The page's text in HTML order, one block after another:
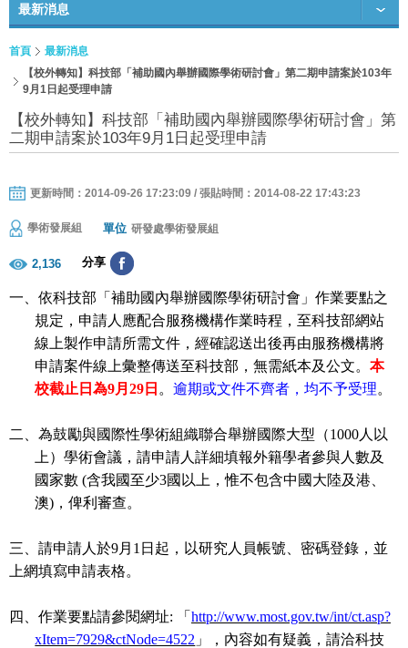
最新消息
首頁
最新消息
【校外轉知】科技部「補助國內舉辦國際學術研討會」第二期申請案於103年
9月1日起受理申請
【校外轉知】科技部「補助國內舉辦國際學術研討會」第
二期申請案於103年9月1日起受理申請
更新時間：2014-09-26 17:23:09 / 張貼時間：2014-08-22 17:43:23
學術發展組 單位 研發處學術發展組
2,136 分享
一、依科技部「補助國內舉辦國際學術研討會」作業要點之
規定，申請人應配合服務機構作業時程，至科技部網站
線上製作申請所需文件，經確認送出後再由服務機構將
申請案件線上彙整傳送至科技部 ，無需紙本及公文。本
校截止日為9月29 日 。逾期或文件不齊者，均不予受理。
二、為鼓勵與國際性學術組織聯合舉辦國際大型（1000人以
上）學術會議，請申請人詳細填報外籍學者參與人數及
國家數 (含我國至少3國以上，惟不包含中國大陸及港、
澳) ，俾利審查。
三、請申請人於9月 1 日起，以研究人員帳號、密碼登錄，並
上網填寫申請表格。
四、作業要點請參閱網址: 「 http://www.most.gov.tw/int/ct.asp?
xItem=7929&ctNode=4522 」， 內容如有疑義，請洽科技